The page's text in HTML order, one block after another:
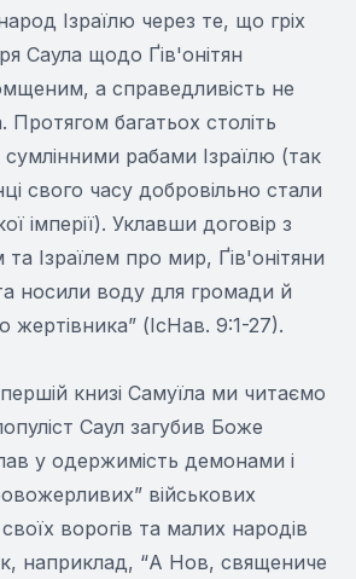
Ізраїлю через те, що гріх
Саула щодо Ґів'онітян
а справедливість не
Протягом багатьох століть
сумлінними рабами Ізраїлю (так
свого часу добровільно стали
імперії). Уклавши договір з
Ізраїлем про мир, Ґів'онітяни
носили воду для громади й
жертівника” (ІсНав. 9:1-27).
книзі Самуїла ми читаємо
Саул загубив Боже
у одержимість демонами і
військових
ворогів та малих народів
наприклад, “А Нов, священиче